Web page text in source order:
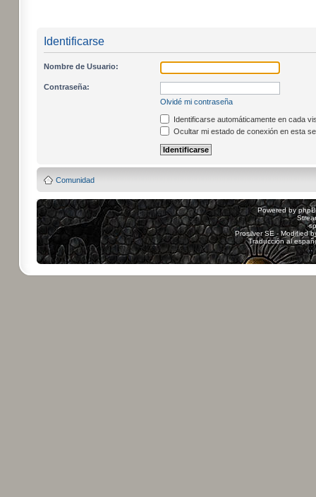
Identificarse
Nombre de Usuario:
Contraseña:
Olvidé mi contraseña
Identificarse automáticamente en cada
Ocultar mi estado de conexión en esta
Comunidad
Powered by
Prosilver SE - Modified
Traducción al